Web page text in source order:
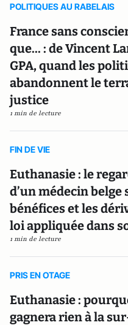
POLITIQUES AU RABELAIS
France sans
que... : de Vincent
GPA, quand les
abandonnent le
justice
1 min de lecture
FIN DE VIE
Euthanasie : le
d’un médecin belge
bénéfices et les
loi appliquée dans
1 min de lecture
PRIS EN OTAGE
Euthanasie :
gagnera rien à la